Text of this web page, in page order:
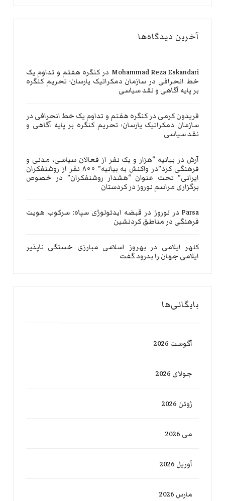
آخرین دیدگاه‌ها
Mohammad Reza Eskandari در کنگره هفتم و تداوم یک
خط انحرافی در سازمان دمکراتیک یارسان؛ تحریم کنگره
بر پایه آگاهی و نقد سیاسی
فریدون کرمی درکنگره هفتم و تداوم یک خط انحرافی در
سازمان دمکراتیک یارسان؛ تحریم کنگره بر پایه آگاهی و
نقد سیاسی
آرش در بیانیه “هزار و یک نفر از فعالان سیاسی، مدنی و
فرهنگی کرد”در واکنش به بیانیه” ۸۰۰ نفر از روشنفکران
ایرانی” تحت عنوان “هشدار روشنفکران” در خصوص
برگزاری مراسم نوروز در کردستان
Parsa در نوروز در قبضه ایدئولوژی سپاه: سرکوب هویت
فرهنگی در مناطق کردنشین
کلهر ایلامی در بهروز اسلامی مبارزی خستگی ناپذیر
ایلامی جهان را بدرود گفت
بایگانی‌ها
آگوست 2026
جولای 2026
ژوئن 2026
می 2026
آوریل 2026
مارس 2026